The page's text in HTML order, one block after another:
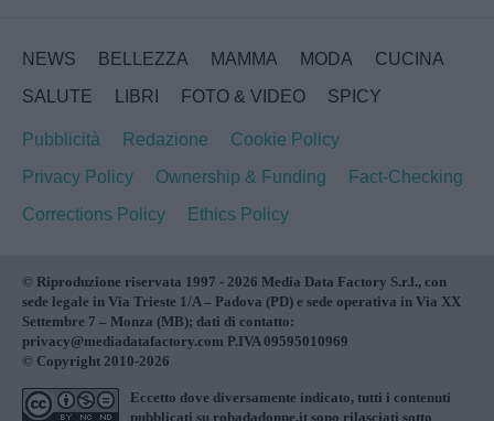
NEWS BELLEZZA MAMMA MODA
CUCINA
SALUTE
LIBRI FOTO & VIDEO SPICY
Pubblicità Redazione
Cookie Policy
Privacy Policy
Ownership & Funding
Fact-Checking
Corrections Policy
Ethics Policy
© Riproduzione riservata 1997 - 2026 Media Data Factory S.r.l., con
sede legale in Via Trieste 1/A – Padova (PD) e sede operativa in Via XX
Settembre 7 – Monza (MB); dati di contatto:
privacy@mediadatafactory.com P.IVA 09595010969
© Copyright 2010-2026
Eccetto dove diversamente indicato, tutti i contenuti
pubblicati su robadadonne.it sono rilasciati sotto